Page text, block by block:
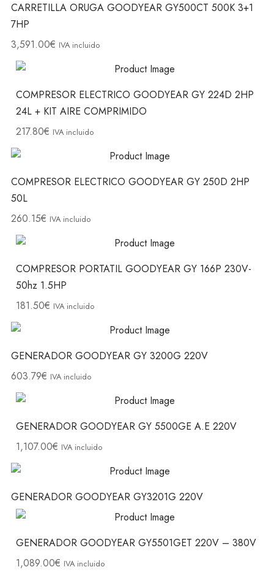
CARRETILLA ORUGA GOODYEAR GY500CT 500K 3+1
7HP
3,591.00€ IVA incluido
COMPRESOR ELECTRICO GOODYEAR GY 224D 2HP
24L + KIT AIRE COMPRIMIDO
217.80€ IVA incluido
COMPRESOR ELECTRICO GOODYEAR GY 250D 2HP
50L
260.15€ IVA incluido
COMPRESOR PORTATIL GOODYEAR GY 166P 230V-
50hz 1.5HP
181.50€ IVA incluido
GENERADOR GOODYEAR GY 3200G 220V
603.79€ IVA incluido
GENERADOR GOODYEAR GY 5500GE A.E 220V
1,107.00€ IVA incluido
GENERADOR GOODYEAR GY3201G 220V
GENERADOR GOODYEAR GY5501GET 220V – 380V
1,089.00€ IVA incluido